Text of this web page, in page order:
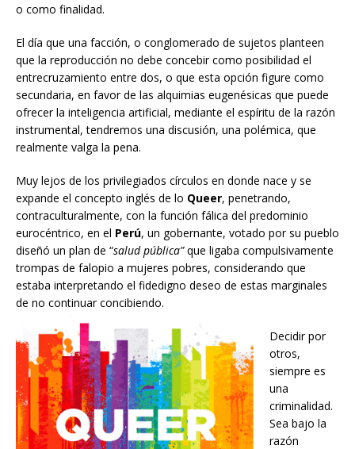
o como finalidad.
El día que una facción, o conglomerado de sujetos planteen
que la reproducción no debe concebir como posibilidad el
entrecruzamiento entre dos, o que esta opción figure como
secundaria, en favor de las alquimias eugenésicas que puede
ofrecer la inteligencia artificial, mediante el espíritu de la razón
instrumental, tendremos una discusión, una polémica, que
realmente valga la pena.
Muy lejos de los privilegiados círculos en donde nace y se
expande el concepto inglés de lo Queer, penetrando,
contraculturalmente, con la función fálica del predominio
eurocéntrico, en el Perú, un gobernante, votado por su pueblo
diseñó un plan de “salud pública”que ligaba compulsivamente
trompas de falopio a mujeres pobres, considerando que
estaba interpretando el fidedigno deseo de estas marginales
de no continuar concibiendo.
Decidir por
otros,
siempre es
una
criminalidad.
Sea bajo la
razón